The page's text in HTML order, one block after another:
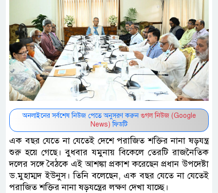
অনলাইনের সর্বশেষ নিউজ পেতে অনুসরণ করুন গুগল নিউজ (Google
News) ফিডটি
এক বছর যেতে না যেতেই দেশে পরাজিত শক্তির নানা ষড়যন্ত্র
শুরু হয়ে গেছে। বুধবার যমুনায় বিকেলে তেরটি রাজনৈতিক
দলের সঙ্গে বৈঠকে এই আশঙ্কা প্রকাশ করেছেন প্রধান উপদেষ্টা
ড.মুহাম্মদ ইউনুস। তিনি বলেছেন, এক বছর যেতে না যেতেই
পরাজিত শক্তির নানা ষড়যন্ত্রের লক্ষণ দেখা যাচ্ছে।